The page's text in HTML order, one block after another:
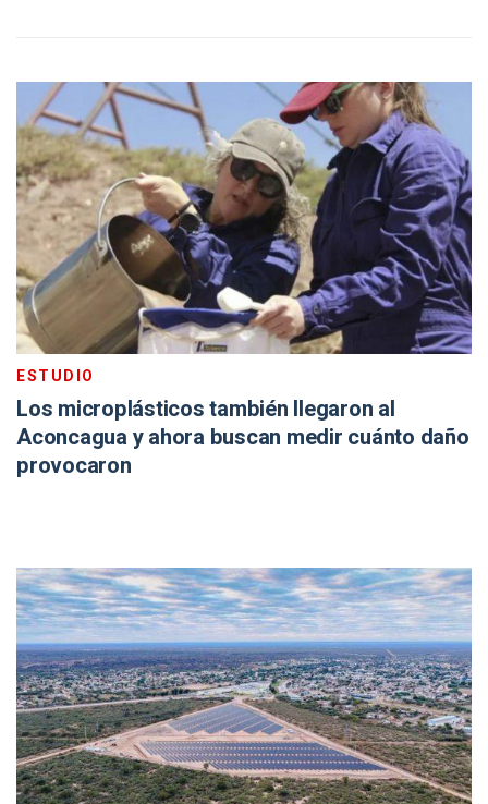
ESTUDIO
Los microplásticos también llegaron al
Aconcagua y ahora buscan medir cuánto daño
provocaron